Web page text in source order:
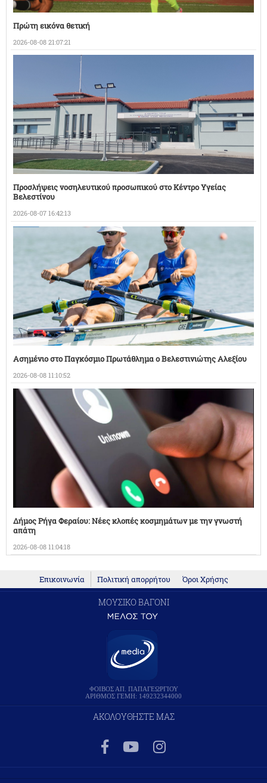
Πρώτη εικόνα θετική
2026-08-08 21:07:21
Προσλήψεις νοσηλευτικού προσωπικού στο Κέντρο Υγείας
Βελεστίνου
2026-08-07 16:42:13
Ασημένιο στο Παγκόσμιο Πρωτάθλημα ο Βελεστινιώτης Αλεξίου
2026-08-08 11:10:52
Δήμος Ρήγα Φεραίου: Νέες κλοπές κοσμημάτων με την γνωστή
απάτη
2026-08-08 11:04:18
Επικοινωνία Πολιτική απορρήτου Όροι Χρήσης
ΜΟΥΣΙΚΟ ΒΑΓΟΝΙ
ΦΟΙΒΟΣ ΑΠ. ΠΑΠΑΓΕΩΡΓΙΟΥ
ΑΡΙΘΜΟΣ ΓΕΜΗ: 149232344000
ΑΚΟΛΟΥΘΗΣΤΕ ΜΑΣ